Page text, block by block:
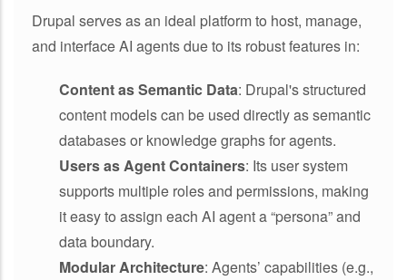
Drupal serves as an ideal platform to host, manage,
and interface AI agents due to its robust features in:
Content as Semantic Data: Drupal's structured
content models can be used directly as semantic
databases or knowledge graphs for agents.
Users as Agent Containers: Its user system
supports multiple roles and permissions, making
it easy to assign each AI agent a “persona” and
data boundary.
Modular Architecture: Agents’ capabilities (e.g.,